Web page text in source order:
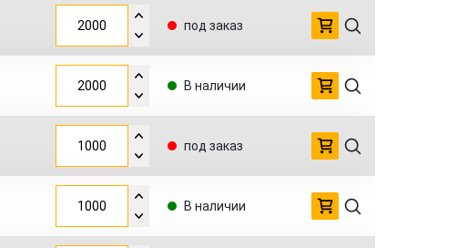
под заказ
В наличии
под заказ
В наличии